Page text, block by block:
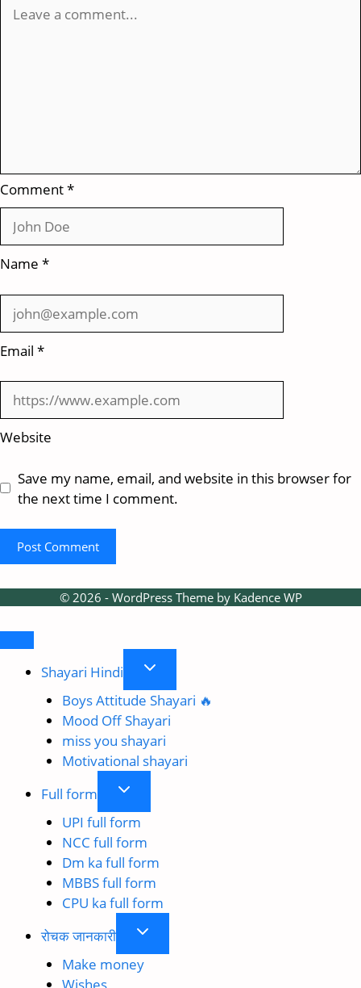
Comment*
Name *
Email *
Website
Save my name, email, and website in this browser for
the next time I comment.
© 2026 - WordPress Theme by Kadence WP
Shayari Hindi
Toggle
menu
Boys Attitude Shayari 🔥
Mood Off Shayari
miss you shayari
Motivational shayari
Full form
Toggle
menu
UPI full form
NCC full form
Dm ka full form
MBBS full form
CPU ka full form
रोचक जानकारी
Toggle
menu
Make money
Wishes